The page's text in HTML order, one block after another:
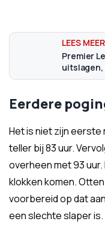
Premier
uitslagen,
Eerdere
Het is niet zijn
teller bij 83 uur.
overheen met 93 uur.
klokken komen.
voorbereid op dat
een slechte slaper is.